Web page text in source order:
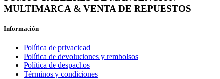
MULTIMARCA & VENTA DE REPUESTOS
Información
Política de privacidad
Política de devoluciones y rembolsos
Política de despachos
Términos y condiciones